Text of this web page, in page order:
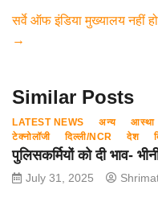
o
p
m
सर्वे ऑफ इंडिया मुख्यालय नहीं
→
Similar Posts
LATEST NEWS अन्य आस्था
टेक्नोलॉजी
दिल्ली/NCR देश
पुलिसकर्मियों को दी भाव-
July 31, 2025